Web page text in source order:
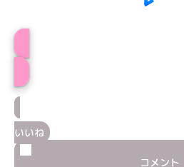
いいね
コメント